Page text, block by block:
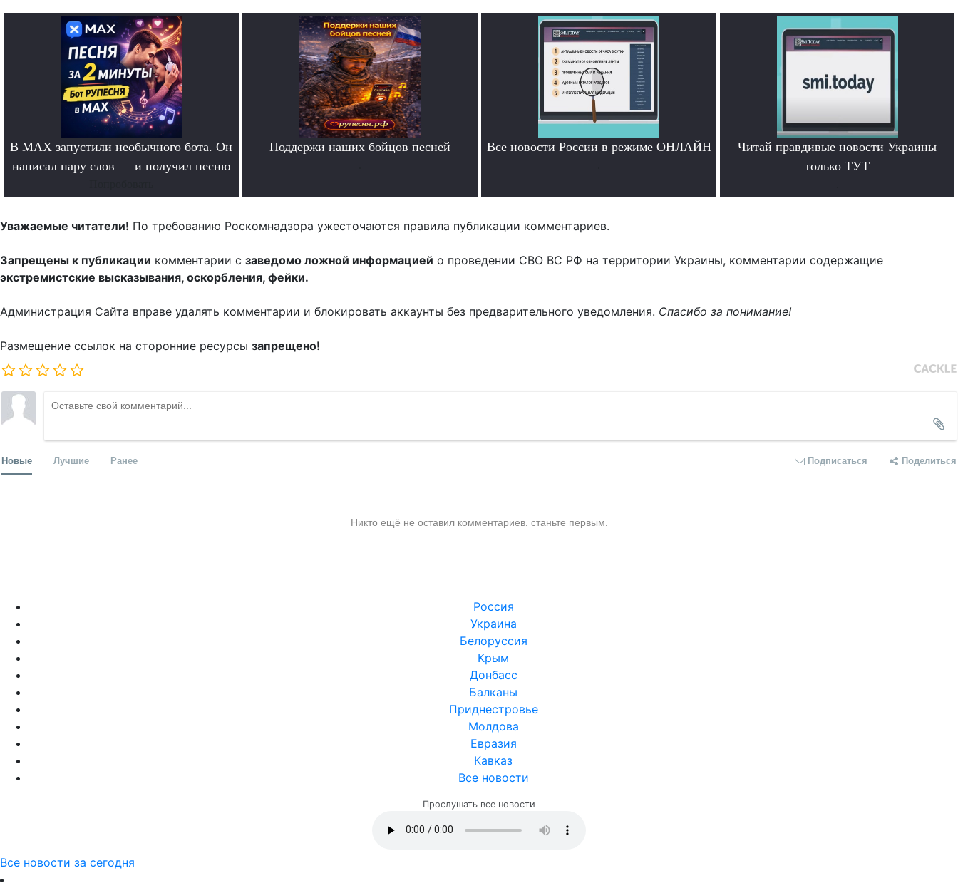
В MAX запустили необычного бота. Он
написал пару слов — и получил песню
Поддержи наших бойцов песней Все новости России в режиме ОНЛАЙН
Читай правдивые новости Украины
только ТУТ
Уважаемые читатели! По требованию Роскомнадзора ужесточаются правила публикации комментариев.
Запрещены к публикации комментарии с заведомо ложной информацией о проведении СВО ВС РФ на территории Украины, комментарии содержащие
экстремистские высказывания, оскорбления, фейки.
Администрация Сайта вправе удалять комментарии и блокировать аккаунты без предварительного уведомления. Спасибо за понимание!
Размещение ссылок на сторонние ресурсы запрещено!
Новые Лучшие Ранее Подписаться Поделиться
Никто ещё не оставил комментариев, станьте первым.
Россия
Украина
Белоруссия
Крым
Донбасс
Балканы
Приднестровье
Молдова
Евразия
Кавказ
Все новости
Прослушать все новости
Все новости за сегодня